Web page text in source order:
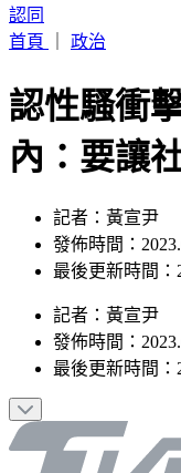
首頁
認性騷衝
內：要讓
發佈時間：
最後更新時間：
發佈時間：
最後更新時間：